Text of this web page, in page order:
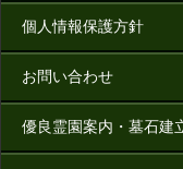
個人情報保護方針
お問い合わせ
優良霊園案内・墓石建